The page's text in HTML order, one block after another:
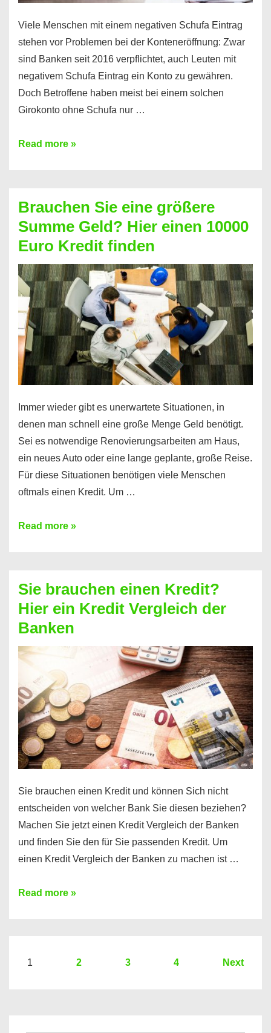
Viele Menschen mit einem negativen Schufa Eintrag
stehen vor Problemen bei der Konteneröffnung: Zwar
sind Banken seit 2016 verpflichtet, auch Leuten mit
negativem Schufa Eintrag ein Konto zu gewähren.
Doch Betroffene haben meist bei einem solchen
Girokonto ohne Schufa nur …
Günstiges
Geht
das
überhaupt?
Na
klar!
Read more »
Brauchen Sie eine größere
Summe Geld? Hier einen 10000
Euro Kredit finden
Immer wieder gibt es unerwartete Situationen, in
denen man schnell eine große Menge Geld benötigt.
Sei es notwendige Renovierungsarbeiten am Haus,
ein neues Auto oder eine lange geplante, große Reise.
Für diese Situationen benötigen viele Menschen
oftmals einen Kredit. Um …
Brauchen
Summe
Geld?
Hier
einen
10000
Euro
Kredit
finden
Read more »
Sie brauchen einen Kredit?
Hier ein Kredit Vergleich der
Banken
Sie brauchen einen Kredit und können Sich nicht
entscheiden von welcher Bank Sie diesen beziehen?
Machen Sie jetzt einen Kredit Vergleich der Banken
und finden Sie den für Sie passenden Kredit. Um
einen Kredit Vergleich der Banken zu machen ist …
Sie
Hier
Read more »
Seitennummerierung
1 2 3 4 Next